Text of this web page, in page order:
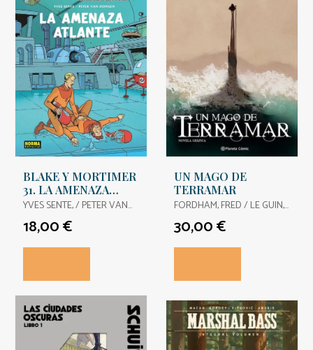
BLAKE Y MORTIMER
31. LA AMENAZA
ATLANTE
YVES SENTE, / PETER VAN
DONGEN,
18,00 €
UN MAGO DE
TERRAMAR
FORDHAM, FRED / LE GUIN,
URSULA K.
30,00 €